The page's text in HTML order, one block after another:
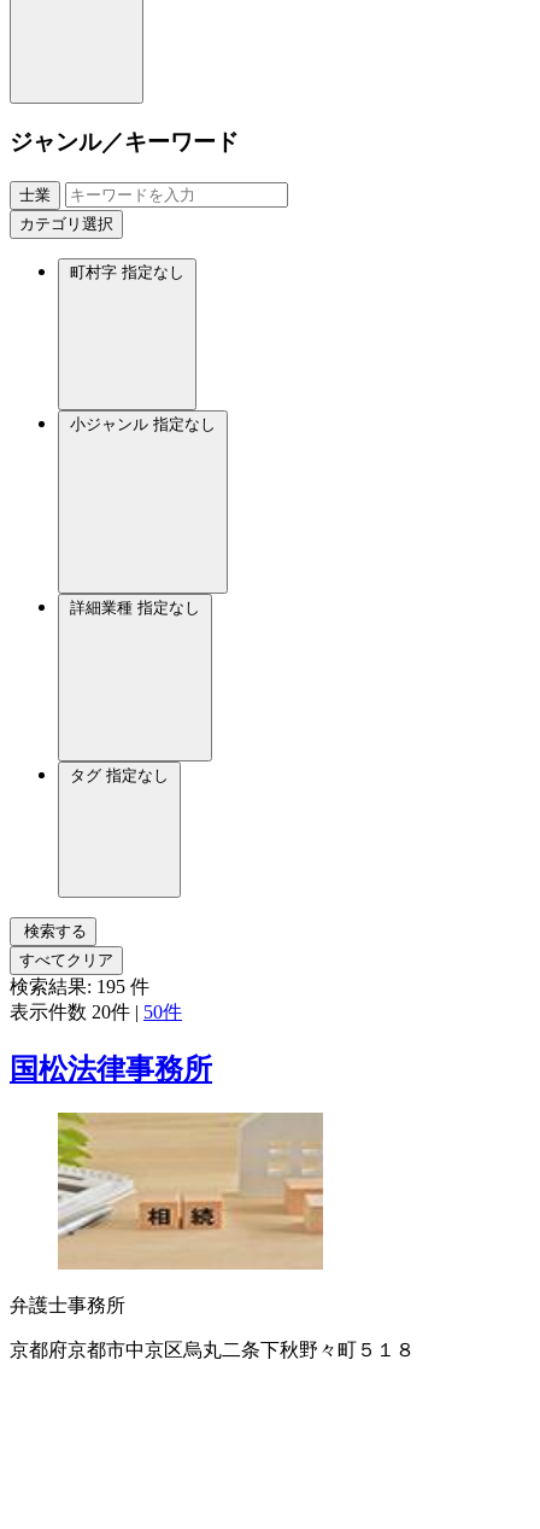
ジャンル／キーワード
士業
カテゴリ選択
町村字 指定なし
小ジャンル 指定なし
詳細業種 指定なし
タグ 指定なし
検索する
すべてクリア
検索結果: 195 件
表示件数 20件 | 50件
国松法律事務所
弁護士事務所
京都府京都市中京区烏丸二条下秋野々町５１８